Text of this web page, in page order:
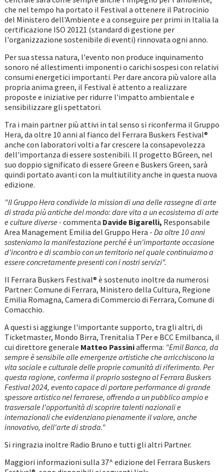
che nel tempo ha portato il Festival a ottenere il Patrocinio
del Ministero dell'Ambiente e a conseguire per primi in Italia la
certificazione ISO 20121 (standard di gestione per
l'organizzazione sostenibile di eventi) rinnovata ogni anno.
Per sua stessa natura, l'evento non produce inquinamento
sonoro né allestimenti imponenti o carichi sospesi con relativi
consumi energetici importanti. Per dare ancora più valore alla
propria anima green, il Festival è attento a realizzare
proposte e iniziative per ridurre l'impatto ambientale e
sensibilizzare gli spettatori.
Tra i main partner più attivi in tal senso si riconferma il Gruppo
Hera, da oltre 10 anni al fianco del Ferrara Buskers Festival®
anche con laboratori volti a far crescere la consapevolezza
dell'importanza di essere sostenibili. Il progetto BGreen, nel
suo doppio significato di essere Green e Buskers Green, sarà
quindi portato avanti con la multiutility anche in questa nuova
edizione.
"Il Gruppo Hera condivide la mission di una delle rassegne di arte
di strada più antiche del mondo: dare vita a un ecosistema di arte
e culture diverse -commenta Davide Bigarelli, Responsabile
Area Management Emilia del Gruppo Hera - Da oltre 10 anni
sosteniamo la manifestazione perché è un'importante occasione
d'incontro e di scambio con un territorio nel quale continuiamo a
essere concretamente presenti con i nostri servizi".
Il Ferrara Buskers Festival® è sostenuto inoltre da numerosi
Partner: Comune di Ferrara, Ministero della Cultura, Regione
Emilia Romagna, Camera di Commercio di Ferrara, Comune di
Comacchio.
A questi si aggiunge l'importante supporto, tra gli altri, di
Ticketmaster, Mondo Birra, Trenitalia TPer e BCC Emilbanca, il
cui direttore generale Matteo Passiniafferma: "Emil Banca, da
sempre è sensibile alle emergenze artistiche che arricchiscono la
vita sociale e culturale delle proprie comunità di riferimento. Per
questa ragione, conferma il proprio sostegno al Ferrara Buskers
Festival 2024, evento capace di portare performance di grande
spessore artistico nel ferrarese, offrendo a un pubblico ampio e
trasversale l'opportunità di scoprire talenti nazionali e
internazionali che evidenziano pienamente il valore, anche
innovativo, dell'arte di strada."
Si ringrazia inoltre Radio Bruno e tutti gli altri Partner.
Maggiori informazioni sulla 37^ edizione del Ferrara Buskers